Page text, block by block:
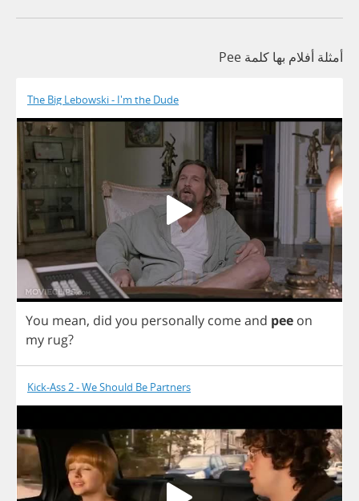
أمثلة أفلام بها كلمة Pee
The Big Lebowski - I'm the Dude
You mean, did you personally comeand pee on
my rug?
Kick-Ass 2 - We Should Be Partners